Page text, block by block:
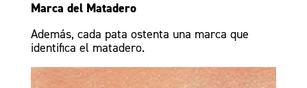
Marca del Matadero
Además, cada pata ostenta una marca que
identifica el matadero.